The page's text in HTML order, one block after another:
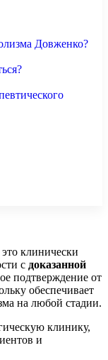
Довженко?
клинически
с доказанной
подтверждение от
обеспечивает
на любой стадии.
клинику,
и